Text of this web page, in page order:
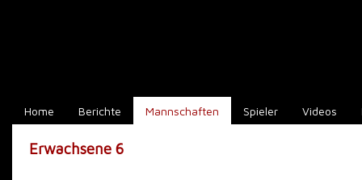
Home Berichte Mannschaften Spieler Videos
Erwachsene 6